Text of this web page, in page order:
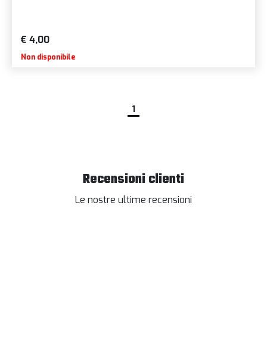
€ 4,00
Non disponibile
1
Recensioni clienti
Le nostre ultime recensioni